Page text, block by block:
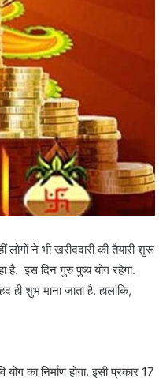
ने भी खरीददारी की तैयारी शुरू
इस दिन गुरु पुष्य योग रहेगा.
शुभ माना जाता है. हालांकि,
का निर्माण होगा. इसी प्रकार 17